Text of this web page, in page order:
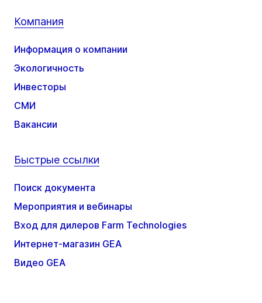
Компания
Информация о компании
Экологичность
Инвесторы
СМИ
Вакансии
Быстрые ссылки
Поиск документа
Мероприятия и вебинары
Вход для дилеров Farm Technologies
Интернет-магазин GEA
Видео GEA